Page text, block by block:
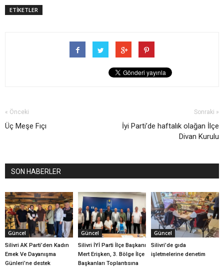
ETİKETLER
« Önceki
Üç Meşe Fıçı
Sonraki »
İyi Parti’de haftalık olağan İlçe
Divan Kurulu
SON HABERLER
Güncel
Silivri AK Parti’den Kadın
Emek Ve Dayanışma
Günleri’ne destek
Güncel
Silivri İYİ Parti İlçe Başkanı
Mert Erişken, 3. Bölge İlçe
Başkanları Toplantısına
Güncel
Silivri’de gıda
işletmelerine denetim